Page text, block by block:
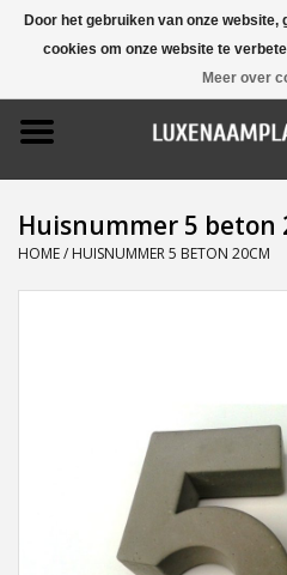
Home
Promoties
Naamborden
Brievenbussen
Huisnummer 5 beton
HOME/ HUISNUMMER 5 BETON 20CM
Door het gebruiken van onze
cookies om onze website te
Meer over